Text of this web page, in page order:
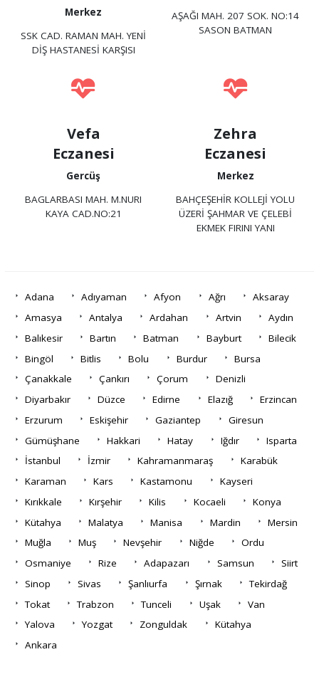
Merkez
SSK CAD. RAMAN MAH. YENİ
DİŞ HASTANESİ KARŞISI
AŞAĞI MAH. 207 SOK. NO:14
SASON BATMAN
Vefa
Eczanesi
Gercüş
BAGLARBASI MAH. M.NURI
KAYA CAD.NO:21
Zehra
Eczanesi
Merkez
BAHÇEŞEHİR KOLLEJİ YOLU
ÜZERİ ŞAHMAR VE ÇELEBİ
EKMEK FIRINI YANI
Adana Adıyaman Afyon Ağrı
Aksaray
Amasya
Antalya Ardahan Artvin
Aydın
Balıkesir
Bartın Batman Bayburt
Bilecik
Bingöl
Bitlis Bolu Burdur
Bursa
Çanakkale
Çankırı Çorum
Denizli
Diyarbakır
Düzce Edirne Elazığ
Erzincan
Erzurum
Eskişehir Gaziantep
Giresun
Gümüşhane
Hakkari Hatay Iğdır
Isparta
İstanbul
İzmir Kahramanmaraş
Karabük
Karaman
Kars Kastamonu
Kayseri
Kırıkkale
Kırşehir Kilis Kocaeli
Konya
Kütahya
Malatya Manisa Mardin
Mersin
Muğla
Muş Nevşehir Niğde
Ordu
Osmaniye
Rize Adapazarı Samsun
Siirt
Sinop
Sivas Şanlıurfa Şırnak
Tekirdağ
Tokat
Trabzon Tunceli Uşak
Van
Yalova
Yozgat Zonguldak
Kütahya
Ankara